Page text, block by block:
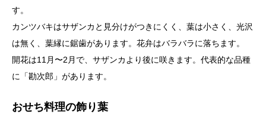
す。
カンツバキはサザンカと見分けがつきにくく、葉は小さく、光沢
は無く、葉縁に鋸歯があります。花弁はバラバラに落ちます。
開花は11月〜2月で、サザンカより後に咲きます。代表的な品種
に「勘次郎」があります。
おせち料理の飾り葉